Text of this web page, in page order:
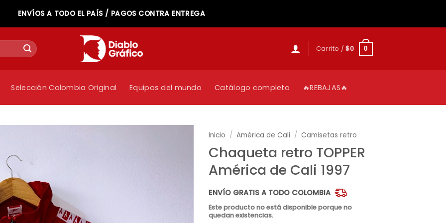
ENVÍOS A TODO EL PAÍS / PAGOS CONTRA ENTREGA
Carrito /$0 0
Selección Colombia Original Equipos del mundo Catálogo completo 🔥REBAJAS🔥
Inicio / América de Cali / Camisetas retro
Chaqueta retro TOPPER
América de Cali 1997
ENVÍO GRATIS A TODO COLOMBIA
Este producto no está disponible porque no
quedan existencias.